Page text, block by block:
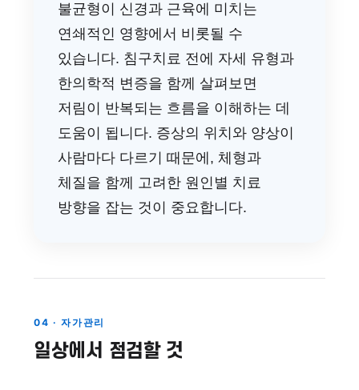
불균형이 신경과 근육에 미치는
연쇄적인 영향에서 비롯될 수
있습니다. 침구치료 전에 자세 유형과
한의학적 변증을 함께 살펴보면
저림이 반복되는 흐름을 이해하는 데
도움이 됩니다. 증상의 위치와 양상이
사람마다 다르기 때문에, 체형과
체질을 함께 고려한 원인별 치료
방향을 잡는 것이 중요합니다.
04 · 자가관리
일상에서 점검할 것